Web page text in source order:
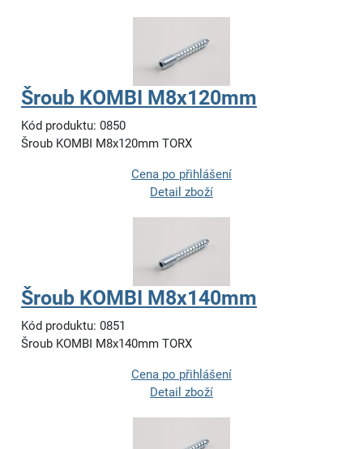
Šroub KOMBI M8x120mm
Kód produktu: 0850
Šroub KOMBI M8x120mm TORX
Cena po přihlášení
Detail zboží
Šroub KOMBI M8x140mm
Kód produktu: 0851
Šroub KOMBI M8x140mm TORX
Cena po přihlášení
Detail zboží